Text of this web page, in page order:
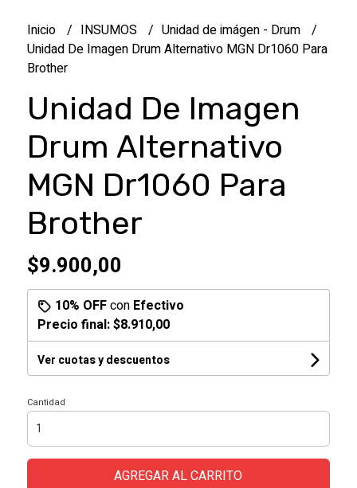
Inicio INSUMOS
Unidad de imágen - Drum
Unidad De Imagen Drum Alternativo MGN Dr1060 Para
Brother
Unidad De Imagen
Drum Alternativo
MGN Dr1060 Para
Brother
$9.900,00
10% OFFcon Efectivo
Precio final:$8.910,00
Ver cuotas y descuentos
Cantidad
AGREGAR AL CARRITO